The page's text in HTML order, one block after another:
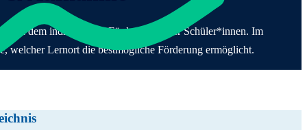
& Räume
&
&
Förderung
I
orientierter
& Beurlaubung
Körperliche und motorische Entwicklung
dem individuellen Förderbedarf der Schüler*innen. Im
welcher Lernort die bestmögliche Förderung ermöglicht.